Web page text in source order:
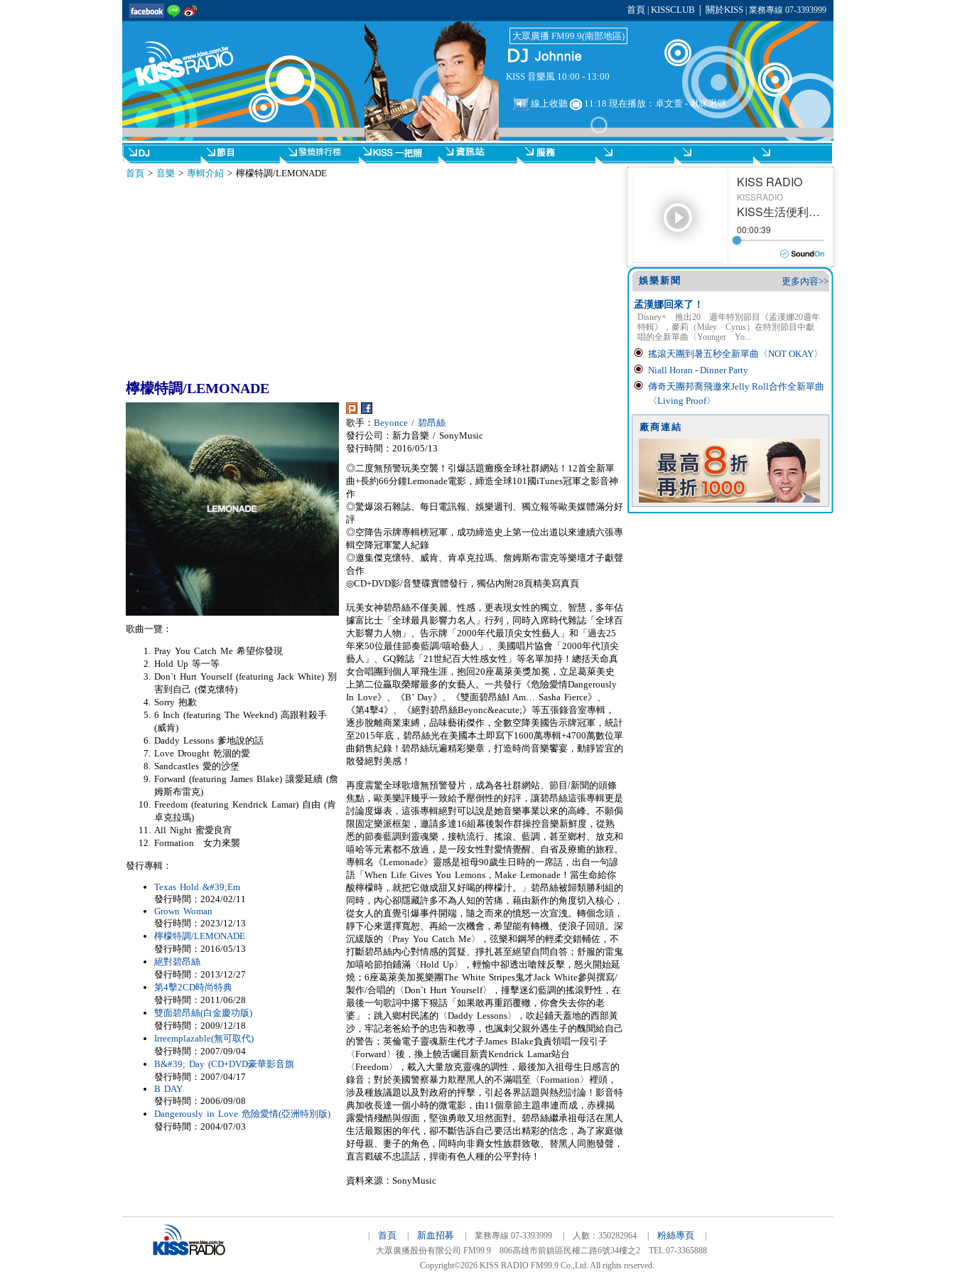
首頁 KISSCLUB 關於KISS| 業務專線 07-3393999
大眾廣播 FM99.9(南部地區)
KISS 音樂風 10:00 - 13:00
線上收聽 11:18 現在播放： 卓文萱-啾咪啾咪
首頁> 音樂> 專輯介紹 > 檸檬特調/LEMONADE
檸檬特調/LEMONADE
歌手： Beyonce / 碧昂絲
發行公司：新力音樂 / SonyMusic
發行時間：2016/05/13
◎二度無預警玩美空襲！引爆話題癱瘓全球社群網站！12首全新單
曲+長約66分鐘Lemonade電影，締造全球101國iTunes冠軍之影音神
作
◎驚爆滾石雜誌、每日電訊報、娛樂週刊、獨立報等歐美媒體滿分好
評
◎空降告示牌專輯榜冠軍，成功締造史上第一位出道以來連續六張專
輯空降冠軍驚人紀錄
◎邀集傑克懷特、威肯、肯卓克拉瑪、詹姆斯布雷克等樂壇才子獻聲
合作
◎CD+DVD影/音雙碟實體發行，獨佔內附28頁精美寫真頁
玩美女神碧昂絲不僅美麗、性感，更表現女性的獨立、智慧，多年佔
據富比士「全球最具影響力名人」行列，同時入席時代雜誌「全球百
大影響力人物」、告示牌「2000年代最頂尖女性藝人」和「過去25
年來50位最佳節奏藍調/嘻哈藝人」、美國唱片協會「2000年代頂尖
藝人」、GQ雜誌「21世紀百大性感女性」等名單加持！總括天命真
女合唱團到個人單飛生涯，抱回20座葛萊美獎加冕，立足葛萊美史
上第二位贏取榮耀最多的女藝人。一共發行《危險愛情Dangerously
In Love》、《B’ Day》、《雙面碧昂絲I Am… Sasha Fierce》、
《第4擊4》、《絕對碧昂絲Beyonc&eacute;》等五張錄音室專輯，
逐步脫離商業束縛，品味藝術傑作，全數空降美國告示牌冠軍，統計
至2015年底，碧昂絲光在美國本土即寫下1600萬專輯+4700萬數位單
曲銷售紀錄！碧昂絲玩遍精彩樂章，打造時尚音樂饗宴，動靜皆宜的
散發絕對美感！
再度震驚全球歌壇無預警發片，成為各社群網站、節目/新聞的頭條
焦點，歐美樂評幾乎一致給予壓倒性的好評，讓碧昂絲這張專輯更是
討論度爆表，這張專輯絕對可以說是她音樂事業以來的高峰。不願侷
限固定樂派框架，邀請多達16組幕後製作群操控音樂新鮮度，從熟
悉的節奏藍調到靈魂樂，接軌流行、搖滾、藍調，甚至鄉村、放克和
嘻哈等元素都不放過，是一段女性對愛情覺醒、自省及療癒的旅程。
專輯名《Lemonade》靈感是祖母90歲生日時的一席話，出自一句諺
語「When Life Gives You Lemons，Make Lemonade！當生命給你
酸檸檬時，就把它做成甜又好喝的檸檬汁。」碧昂絲被歸類勝利組的
同時，內心卻隱藏許多不為人知的苦痛，藉由新作的角度切入核心，
從女人的直覺引爆事件開端，隨之而來的憤怒一次宣洩。轉個念頭，
靜下心來選擇寬恕、再給一次機會，希望能有轉機、使浪子回頭。深
沉緩版的〈Pray You Catch Me〉，弦樂和鋼琴的輕柔交錯輔佐，不
打斷碧昂絲內心對情感的質疑、掙扎甚至絕望自問自答；舒服的雷鬼
加嘻哈節拍鋪滿〈Hold Up〉，輕愉中卻透出嗆辣反擊，怒火開始延
燒；6座葛萊美加冕樂團The White Stripes鬼才Jack White參與撰寫/
製作/合唱的〈Don`t Hurt Yourself〉，撞擊迷幻藍調的搖滾野性，在
最後一句歌詞中撂下狠話「如果敢再重蹈覆轍，你會失去你的老
婆」；跳入鄉村民謠的〈Daddy Lessons〉，吹起鋪天蓋地的西部黃
沙，牢記老爸給予的忠告和教導，也諷刺父親外遇生子的醜聞給自己
的警告；英倫電子靈魂新生代才子James Blake負責領唱一段引子
〈Forward〉後，換上饒舌矚目新貴Kendrick Lamar站台
〈Freedom〉，載入大量放克靈魂的調性，最後加入祖母生日感言的
錄音；對於美國警察暴力欺壓黑人的不滿唱至〈Formation〉裡頭，
涉及種族議題以及對政府的抨擊，引起各界話題與熱烈討論！影音特
典加收長達一個小時的微電影，由11個章節主題串連而成，赤裸揭
露愛情殘酷與假面，堅強勇敢又坦然面對。碧昂絲繼承祖母活在黑人
生活最艱困的年代，卻不斷告訴自己要活出精彩的信念，為了家庭做
好母親、妻子的角色，同時向非裔女性族群致敬、替黑人同胞發聲，
直言戳破不忠謊話，捍衛有色人種的公平對待！
資料來源：SonyMusic
歌曲一覽：
Pray You Catch Me 希望你發現
Hold Up 等一等
Don`t Hurt Yourself (featuring Jack White) 別
害到自己 (傑克懷特)
Sorry 抱歉
6 Inch (featuring The Weeknd) 高跟鞋殺手
(威肯)
Daddy Lessons 爹地說的話
Love Drought 乾涸的愛
Sandcastles 愛的沙堡
Forward (featuring James Blake) 讓愛延續 (詹
姆斯布雷克)
Freedom (featuring Kendrick Lamar) 自由 (肯
卓克拉瑪)
All Night 蜜愛良宵
Formation 女力來襲
發行專輯：
Texas Hold &#39;Em
發行時間：2024/02/11
Grown Woman
發行時間：2023/12/13
檸檬特調/LEMONADE
發行時間：2016/05/13
絕對碧昂絲
發行時間：2013/12/27
第4擊2CD時尚特典
發行時間：2011/06/28
雙面碧昂絲(白金慶功版)
發行時間：2009/12/18
Irreemplazable(無可取代)
發行時間：2007/09/04
B&#39; Day (CD+DVD豪華影音旗
發行時間：2007/04/17
B DAY
發行時間：2006/09/08
Dangerously in Love 危險愛情(亞洲特別版)
發行時間：2004/07/03
更多內容>>
娛樂新聞
孟漢娜回來了！
Disney+ 推出20 週年特別節目《孟漢娜20週年
特輯》，麥莉（Miley Cyrus）在特別節目中獻
唱的全新單曲〈Younger Yo...
搖滾天團到暑五秒全新單曲〈NOT OKAY〉
Niall Horan - Dinner Party
傳奇天團邦喬飛邀來Jelly Roll合作全新單曲
〈Living Proof〉
廠商連結
首頁 新血招募 | 業務專線 07-3393999 | 人數：350282964 | 粉絲專頁
大眾廣播股份有限公司 FM99.9 806高雄市前鎮區民權二路6號34樓之2 TEL:07-3365888
Copyright©2026 KISS RADIO FM99.9 Co.,Ltd. All rights reserved.